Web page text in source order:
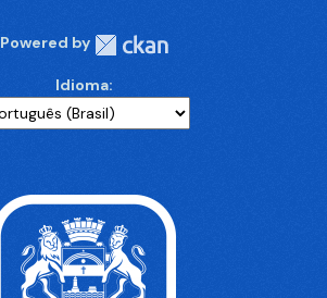
Powered by
Idioma